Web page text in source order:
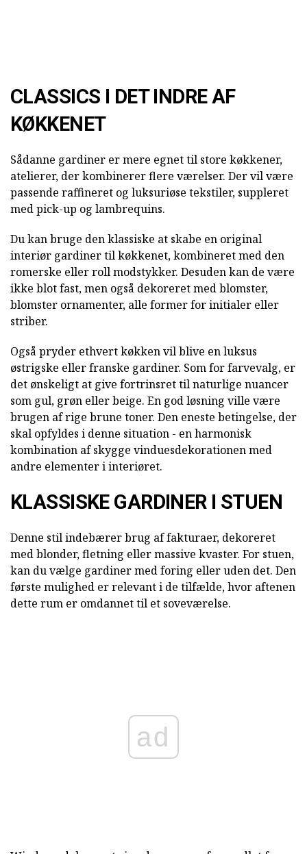
CLASSICS I DET INDRE AF
KØKKENET
Sådanne gardiner er mere egnet til store køkkener,
atelierer, der kombinerer flere værelser. Der vil være
passende raffineret og luksuriøse tekstiler, suppleret
med pick-up og lambrequins.
Du kan bruge den klassiske at skabe en original
interiør gardiner til køkkenet, kombineret med den
romerske eller roll modstykker. Desuden kan de være
ikke blot fast, men også dekoreret med blomster,
blomster ornamenter, alle former for initialer eller
striber.
Også pryder ethvert køkken vil blive en luksus
østrigske eller franske gardiner. Som for farvevalg, er
det ønskeligt at give fortrinsret til naturlige nuancer
som gul, grøn eller beige. En god løsning ville være
brugen af rige brune toner. Den eneste betingelse, der
skal opfyldes i denne situation - en harmonisk
kombination af skygge vinduesdekorationen med
andre elementer i interiøret.
KLASSISKE GARDINER I STUEN
Denne stil indebærer brug af fakturaer, dekoreret
med blonder, fletning eller massive kvaster. For stuen,
kan du vælge gardiner med foring eller uden det. Den
første mulighed er relevant i de tilfælde, hvor aftenen
dette rum er omdannet til et soveværelse.
ad